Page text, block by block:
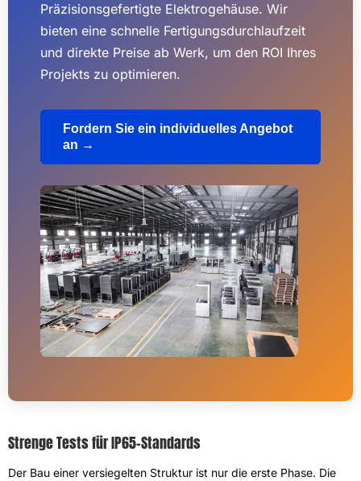
Präzisionsgefertigte Elektrogehäuse. Wir
bieten eine schnelle Fertigungsdurchlaufzeit
und direkte Preise ab Werk, um den ROI Ihres
Projekts zu optimieren.
Fordern Sie ein individuelles Angebot
an →
Strenge Tests für IP65-Standards
Der Bau einer versiegelten Struktur ist nur die erste Phase. Die